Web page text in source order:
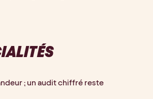
; un audit chiffré reste